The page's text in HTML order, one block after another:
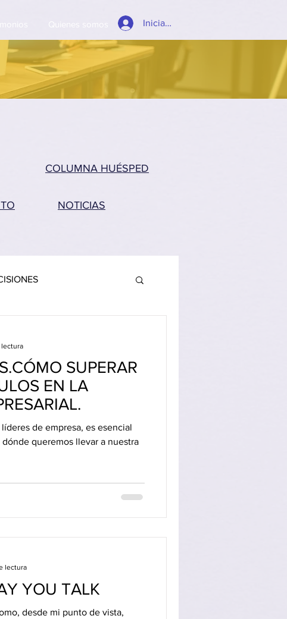
Iniciar sesión
COLUMNA HUÉSPED
NOTICIAS
SUPERAR
EN LA
de empresa, es esencial
queremos llevar a nuestra
lectura
YOU TALK
desde mi punto de vista,
lectura